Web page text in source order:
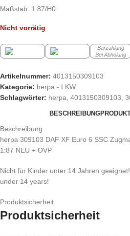
Maßstab: 1:87/H0
Nicht vorrätig
Barzahlung
Bei Abholung
Artikelnummer: 4013150309103
Kategorie: herpa - LKW
Schlagwörter: herpa, 4013150309103,
BESCHREIBUNG
Beschreibung
herpa 309103 DAF XF Euro 6 SSC
1:87 NEU + OVP
Nicht für Kinder unter 14 Jahren
under 14 years!
Produktsicherheit
Produktsicherheit